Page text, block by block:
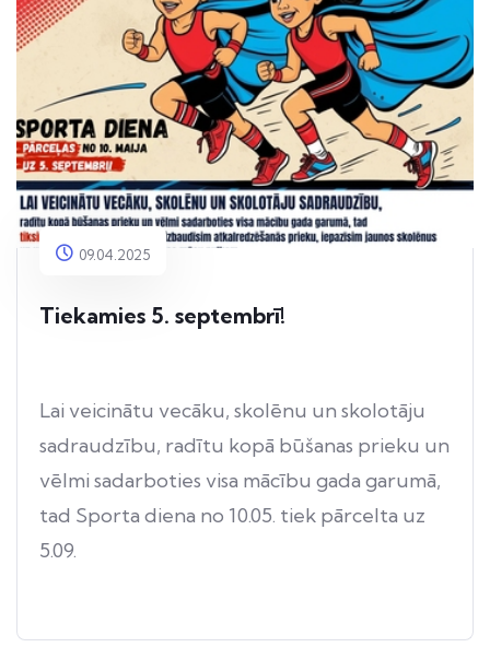
09.04.2025
Tiekamies 5. septembrī!
Lai veicinātu vecāku, skolēnu un skolotāju
sadraudzību, radītu kopā būšanas prieku un
vēlmi sadarboties visa mācību gada garumā,
tad Sporta diena no 10.05. tiek pārcelta uz
5.09.